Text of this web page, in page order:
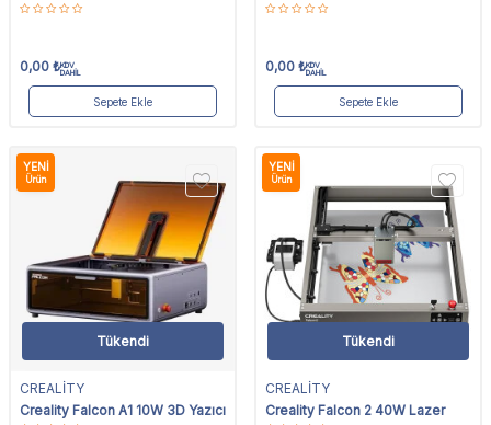
0,00 ₺KDV
DAHİL
Sepete Ekle
0,00 ₺KDV
DAHİL
Sepete Ekle
YENI
Ürün
Tükendi
CREALİTY
Creality Falcon A1 10W 3D Yazıcı
YENI
Ürün
Tükendi
CREALİTY
Creality Falcon 2 40W Lazer